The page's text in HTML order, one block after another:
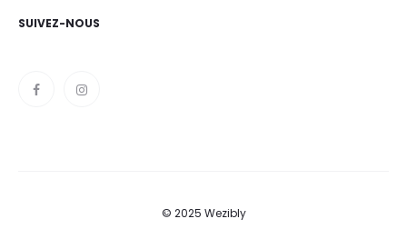
SUIVEZ-NOUS
© 2025 Wezibly